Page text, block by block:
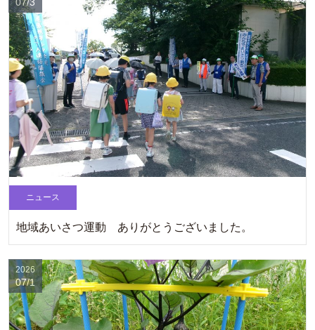
ニュース
地域あいさつ運動 ありがとうございました。
2026
07/1